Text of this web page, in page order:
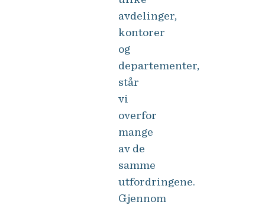
avdelinger,
kontorer
og
departementer,
står
vi
overfor
mange
av de
samme
utfordringene.
Gjennom